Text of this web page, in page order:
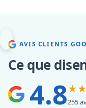
AVIS CLIENTS
Ce que
4.8255